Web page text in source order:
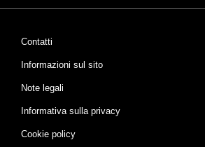
Contatti
Informazioni sul sito
Note legali
Informativa sulla privacy
Cookie policy